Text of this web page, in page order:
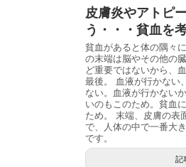
皮膚炎やアトピ
う・・・貧血を
貧血があると体の隅々
の末端は脳やその他の
ど重要ではないから、
最後。 血液が行かない
ない。血液が行かない
いのもこのため。貧血
ため。 末端、皮膚の表
で、人体の中で一番大
です。
記